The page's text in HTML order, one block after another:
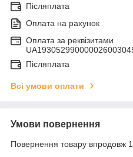
Післяплата
Оплата на рахунок
Оплата за реквізитами
Післяплата
Всі умови оплати
Умови повернення
Повернення товару впродовж